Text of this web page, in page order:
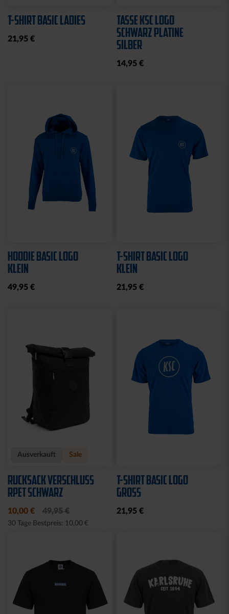
T-SHIRT BASIC LADIES
21,95 €
TASSE KSC LOGO
SCHWARZ PLATINE
SILBER
14,95 €
HOODIE BASIC LOGO
KLEIN
49,95 €
T-SHIRT BASIC LOGO
KLEIN
21,95 €
Ausverkauft Sale
RUCKSACK VERSCHLUSS
RPET SCHWARZ
10,00 € 49,95 €
30 Tage Bestpreis: 10,00 €
T-SHIRT BASIC LOGO
GROSS
21,95 €